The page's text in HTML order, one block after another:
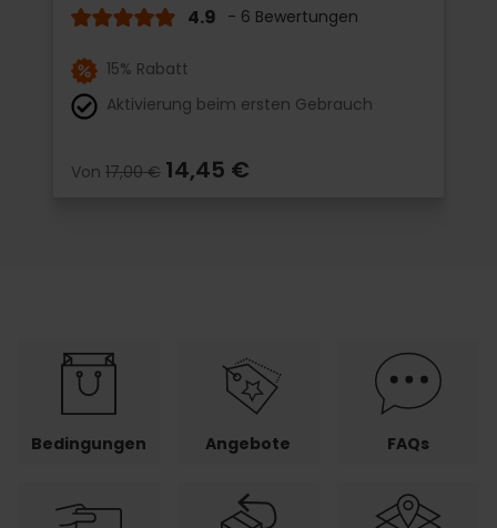
4.9 - 6 Bewertungen
15% Rabatt
Aktivierung beim ersten Gebrauch
Von 17,00 € 14,45 €
Bedingungen Angebote FAQs